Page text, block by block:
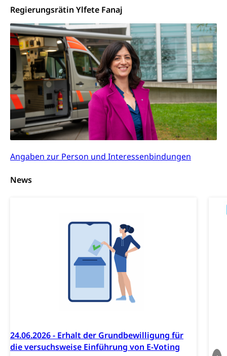
Regierungsrätin Ylfete Fanaj
Angaben zur Person und Interessenbindungen
News
24.06.2026 - Erhalt der Grundbewilligung für
die versuchsweise Einführung von E-Voting
Opferhilfe
Arbeitslosenversicherung (WAS Luzern)
Invalidenversicherung (WAS Luzern)
Soziale Sicherheit
Fachstelle Sucht Region Luzern
Drogen (Polizei)
Sucht
Gesundheitsversorgung
Gesundheitsversorgung, Spital, Pflegeinitiative,
Ambulant vor stationär, AVOS, Patientendossier
Gesundheitsversorgung
AHV / IV
Altersrente, Invalidenrente, Witwenrente,
Sozialversicherung, Vorsorgeeinrichtung,
Pensionskasse, erste Säule, zweite Säule, dritte
Säule, Hilflosenentschädigung,
Ergänzungsleistungen, Altersvorsorge,
Todesfallversicherung
AHV-Hinterlassenenrente (WAS Luzern)
AHV-Altersrente (WAS Luzern)
IV-Leistungen (WAS Luzern)
Körperbehinderung, körperliche Behinderung,
Erwerbsunfähigkeit, Behinderte
Menschen mit Behinderungen
Kultur und Medien
Archive und Bibliotheken
Bücher, Bundesarchiv, Landesbibliothek
Staatsarchiv Luzern
Zentral- und Hochschulbibliothek
Kulturelle Einrichtungen
Kunst & Kultur (Luzern Tourismus)
Kulturpolitik, Sprachförderung, Denkmalpflege,